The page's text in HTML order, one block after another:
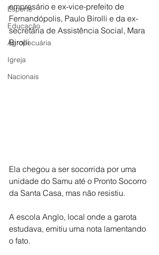
Esporte
Educação
Agropecuária
Igreja
Nacionais
empresário e ex-vice-prefeito de
Fernandópolis, Paulo Birolli e da ex-
secretária de Assistência Social, Mara
Birolli
Ela chegou a ser socorrida por uma
unidade do Samu até o Pronto Socorro
da Santa Casa, mas não resistiu.
A escola Anglo, local onde a garota
estudava, emitiu uma nota lamentando
o fato.